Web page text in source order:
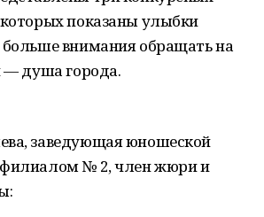
показаны улыбки
внимания обращать на
— душа города.
заведующая юношеской
№ 2, член жюри и